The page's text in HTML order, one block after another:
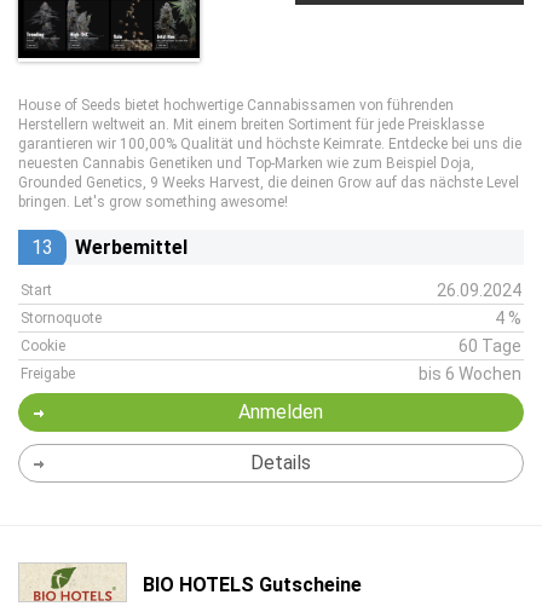
House of Seeds bietet hochwertige Cannabissamen von führenden
Herstellern weltweit an. Mit einem breiten Sortiment für jede Preisklasse
garantieren wir 100,00% Qualität und höchste Keimrate. Entdecke bei uns die
neuesten Cannabis Genetiken und Top-Marken wie zum Beispiel Doja,
Grounded Genetics, 9 Weeks Harvest, die deinen Grow auf das nächste Level
bringen. Let's grow something awesome!
13 Werbemittel
Start 26.09.2024
Stornoquote 4 %
Cookie 60 Tage
Freigabe bis 6 Wochen
Anmelden
Details
BIO HOTELS Gutscheine